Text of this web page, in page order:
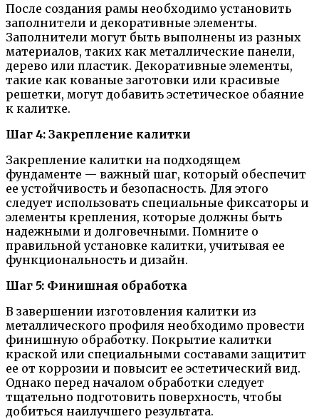
После создания рамы необходимо установить
заполнители и декоративные элементы.
Заполнители могут быть выполнены из разных
материалов, таких как металлические панели,
дерево или пластик. Декоративные элементы,
такие как кованые заготовки или красивые
решетки, могут добавить эстетическое обаяние
к калитке.
Шаг 4: Закрепление калитки
Закрепление калитки на подходящем
фундаменте — важный шаг, который обеспечит
ее устойчивость и безопасность. Для этого
следует использовать специальные фиксаторы и
элементы крепления, которые должны быть
надежными и долговечными. Помните о
правильной установке калитки, учитывая ее
функциональность и дизайн.
Шаг 5: Финишная обработка
В завершении изготовления калитки из
металлического профиля необходимо провести
финишную обработку. Покрытие калитки
краской или специальными составами защитит
ее от коррозии и повысит ее эстетический вид.
Однако перед началом обработки следует
тщательно подготовить поверхность, чтобы
добиться наилучшего результата.